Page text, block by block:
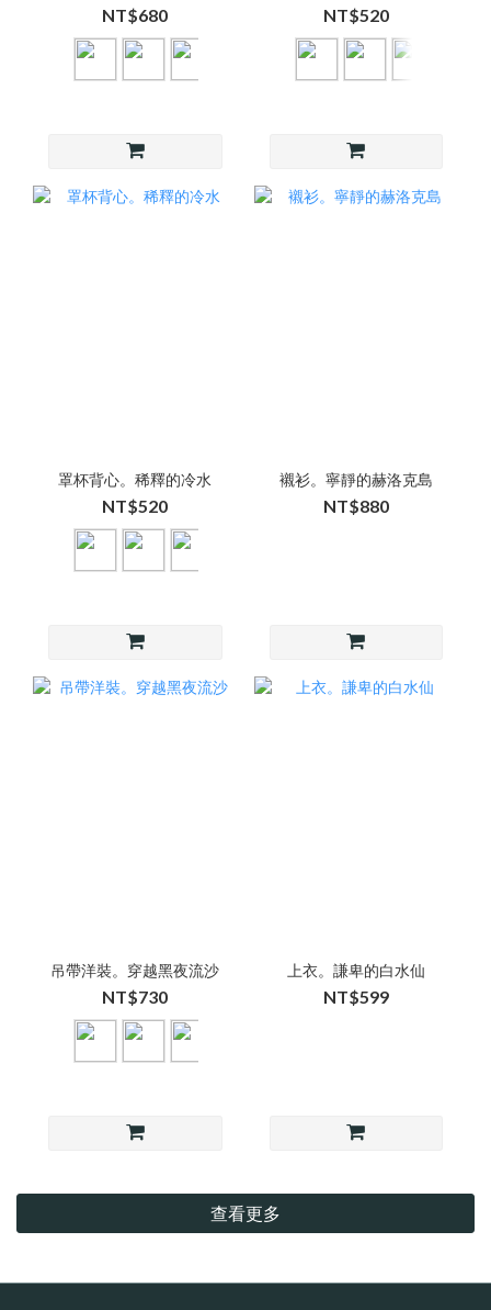
NT$680 NT$520
罩杯背心。稀釋的冷水
NT$520
襯衫。寧靜的赫洛克島
NT$880
吊帶洋裝。穿越黑夜流沙
NT$730
上衣。謙卑的白水仙
NT$599
查看更多